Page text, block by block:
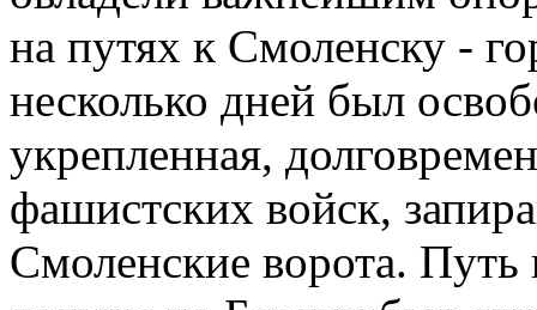
на путях к Смоленску -
несколько дней был
укрепленная,
фашистских войск,
Смоленские ворота.